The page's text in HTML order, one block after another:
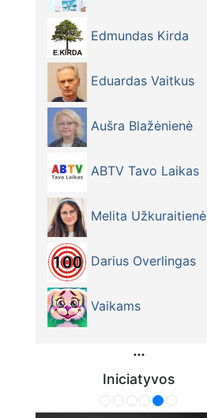
Edmundas Kirda
Eduardas Vaitkus
Aušra Blažėnienė
ABTV Tavo Laikas
Melita Užkuraitienė
Darius Overlingas
Vaikams
Iniciatyvos